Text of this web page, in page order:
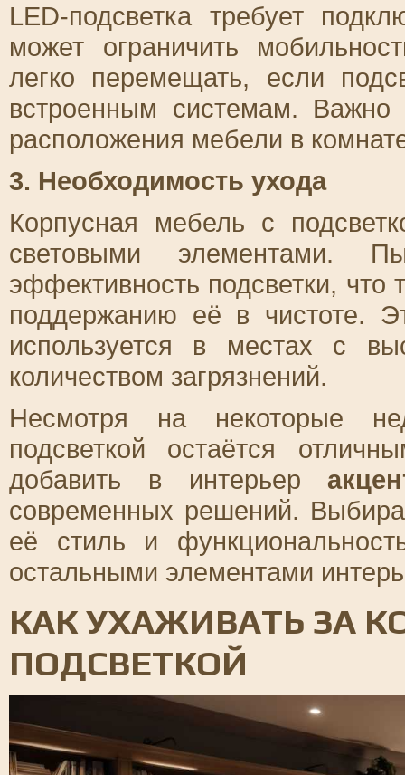
LED-подсветка требует
может ограничить
легко перемещать, если
встроенным системам. Важно
расположения мебели в
3. Необходимость ухода
Корпусная мебель с
световыми элементами.
эффективность подсветки, что
поддержанию её в чистоте.
используется в местах с
количеством загрязнений.
Несмотря на некоторые
подсветкой остаётся
добавить в интерьер
современных решений.
её стиль и
остальными элементами
КАК УХАЖИВАТЬ ЗА
ПОДСВЕТКОЙ